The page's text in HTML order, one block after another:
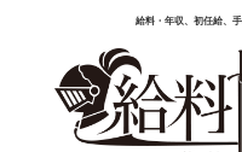
給料・年収、初任給、